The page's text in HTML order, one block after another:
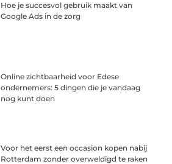
Hoe je succesvol gebruik maakt van
Google Ads in de zorg
Online zichtbaarheid voor Edese
ondernemers: 5 dingen die je vandaag
nog kunt doen
Voor het eerst een occasion kopen nabij
Rotterdam zonder overweldigd te raken